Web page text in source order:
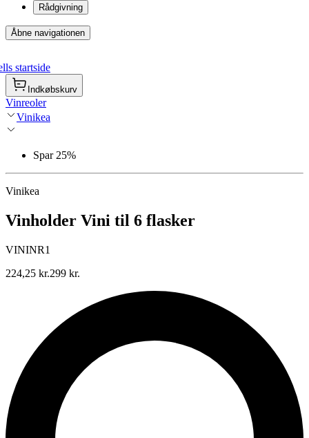
Rådgivning
Åbne navigationen
startside
Indkøbskurv
Vinreoler
Vinikea
Spar 25%
Vinikea
Vinholder Vini til 6 flasker
VININR1
224,25 kr.299 kr.